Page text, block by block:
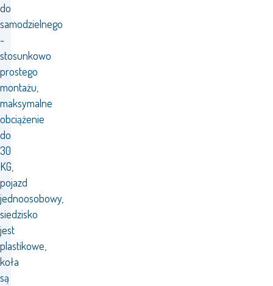
do
samodzielnego
-
stosunkowo
prostego
montażu,
maksymalne
obciążenie
do
30
KG,
pojazd
jednoosobowy,
siedzisko
jest
plastikowe,
koła
są